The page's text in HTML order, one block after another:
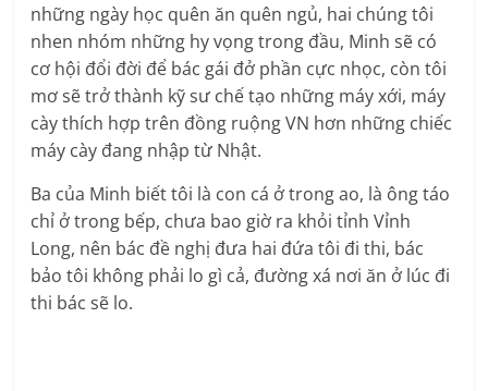
những ngày học quên ăn quên ngủ, hai chúng tôi
nhen nhóm những hy vọng trong đầu, Minh sẽ có
cơ hội đổi đời để bác gái đở phần cực nhọc, còn tôi
mơ sẽ trở thành kỹ sư chế tạo những máy xới, máy
cày thích hợp trên đồng ruộng VN hơn những chiếc
máy cày đang nhập từ Nhật.
Ba của Minh biết tôi là con cá ở trong ao, là ông táo
chỉ ở trong bếp, chưa bao giờ ra khỏi tỉnh Vỉnh
Long, nên bác đề nghị đưa hai đứa tôi đi thi, bác
bảo tôi không phải lo gì cả, đường xá nơi ăn ở lúc đi
thi bác sẽ lo.